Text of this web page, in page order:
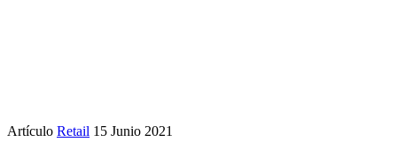
Artículo Retail 15 Junio 2021